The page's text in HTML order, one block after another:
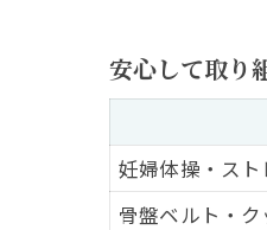
安心して取り
妊婦体操・スト
骨盤ベルト・ク